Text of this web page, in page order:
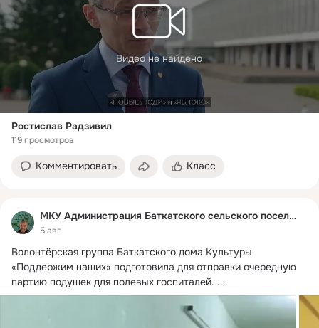
Видео не найдено
Ростислав Радзивил
119 просмотров
Комментировать Класс
МКУ Администрация Баткатского сельского поселения
5 авг
Волонтёрская группа Баткатского дома Культуры
«Поддержим наших» подготовила для отправки очередную
партию подушек для полевых госпиталей. ...